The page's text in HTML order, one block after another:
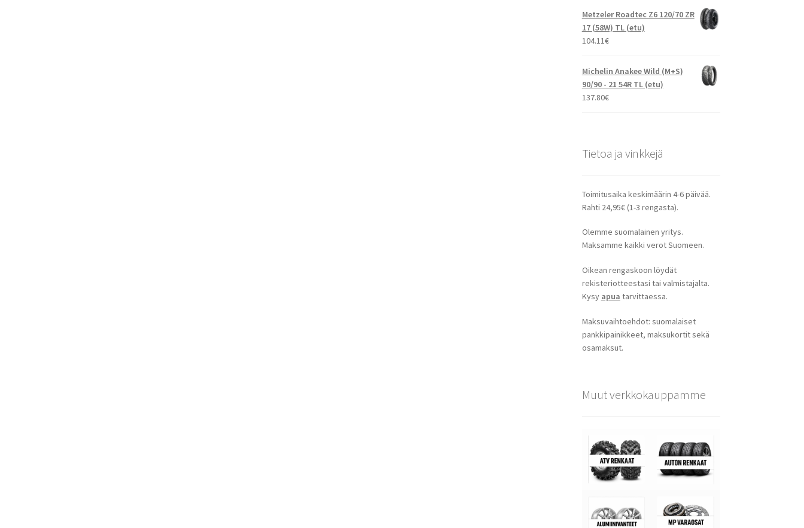
Metzeler Roadtec Z6 120/70 ZR
17 (58W) TL (etu)
104.11€
Michelin Anakee Wild (M+S)
90/90 - 21 54R TL (etu)
137.80€
Tietoa ja vinkkejä
Toimitusaika keskimäärin 4-6 päivää.
Rahti 24,95€ (1-3 rengasta).
Olemme suomalainen yritys.
Maksamme kaikki verot Suomeen.
Oikean rengaskoon löydät
rekisteriotteestasi tai valmistajalta.
Kysy apua tarvittaessa.
Maksuvaihtoehdot: suomalaiset
pankkipainikkeet, maksukortit sekä
osamaksut.
Muut verkkokauppamme